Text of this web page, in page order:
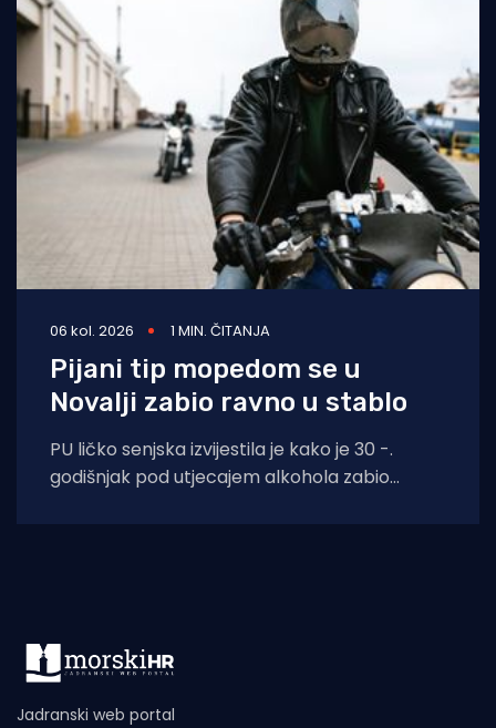
06 kol. 2026 1 MIN. ČITANJA
Pijani tip mopedom se u
Novalji zabio ravno u stablo
PU ličko senjska izvijestila je kako je 30 -.
godišnjak pod utjecajem alkohola zabio
Jadranski web portal